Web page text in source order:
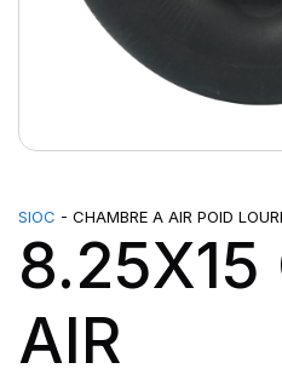
SIOC - CHAMBRE A AIR POID
8.25X15
AIR